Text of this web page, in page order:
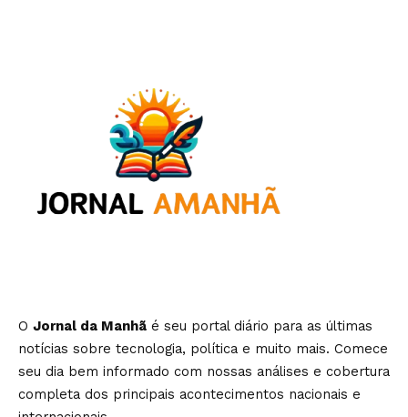
O Jornal da Manhã é seu portal diário para as últimas
notícias sobre tecnologia, política e muito mais. Comece
seu dia bem informado com nossas análises e cobertura
completa dos principais acontecimentos nacionais e